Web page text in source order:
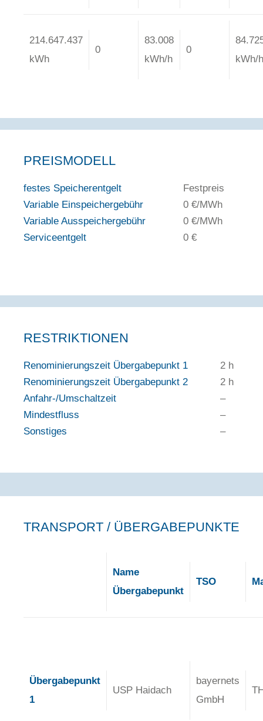
214.647.437
kWh
0
83.008
kWh/h
0
kWh/h
PREISMODELL
festes Speicherentgelt
Festpreis
Variable Einspeichergebühr
0 €/MWh
Variable Ausspeichergebühr
0 €/MWh
Serviceentgelt
0 €
RESTRIKTIONEN
Renominierungszeit Übergabepunkt 1
2 h
Renominierungszeit Übergabepunkt 2
2 h
Anfahr-/Umschaltzeit
–
Mindestfluss
–
Sonstiges
–
TRANSPORT / ÜBERGABEPUNKTE
Name
Übergabepunkt
TSO
Übergabepunkt
1
USP Haidach
bayernets
GmbH